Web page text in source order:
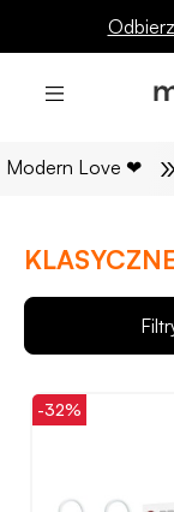
Modern Love ❤ »
-32%